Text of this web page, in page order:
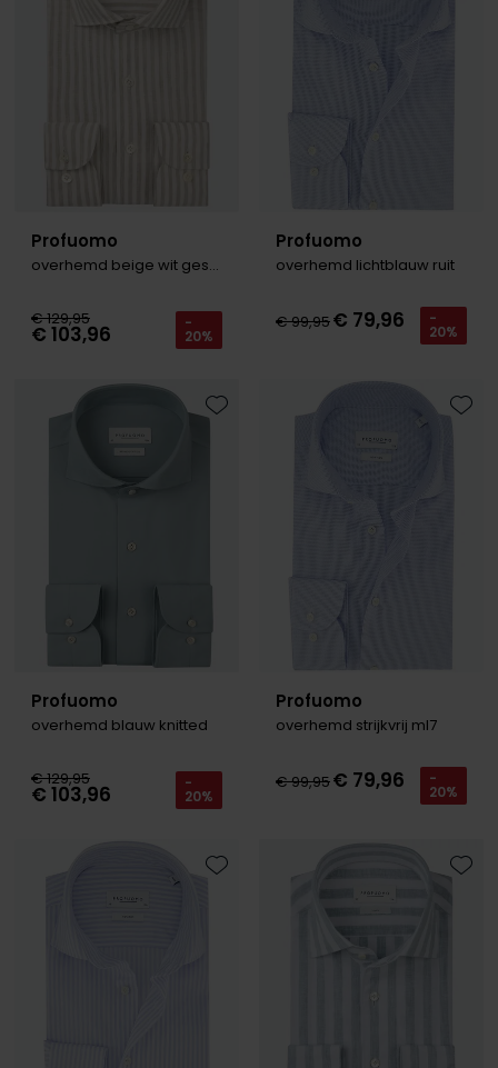
Profuomo
overhemd beige wit gestreept linnen
€ 129,95
€ 103,96 -
20%
Profuomo
overhemd lichtblauw ruit
€ 99,95€ 79,96 -
20%
Profuomo
overhemd blauw knitted
€ 129,95
€ 103,96 -
20%
Profuomo
overhemd strijkvrij ml7
€ 99,95€ 79,96 -
20%
Toevoegen aan favorieten